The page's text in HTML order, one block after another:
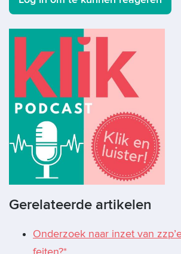
Gerelateerde artikelen
Onderzoek naar inzet van